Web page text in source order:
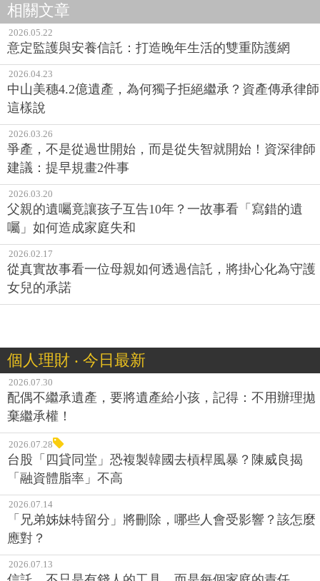
相關文章
2026.05.22
意定監護與安養信託：打造晚年生活的雙重防護網
2026.04.23
中山美穗4.2億遺產，為何獨子拒絕繼承？資產傳承律師
這樣說
2026.03.26
爭產，不是從過世開始，而是從失智就開始！資深律師
建議：提早規畫2件事
2026.03.20
父親的遺囑竟讓孩子互告10年？一故事看「寫錯的遺
囑」如何造成家庭失和
2026.02.17
從真實故事看一位母親如何透過信託，將掛心化為守護
女兒的承諾
個人理財 ‧ 今日最新
2026.07.30
配偶不繼承遺產，要將遺產給小孩，記得：不用辦理拋
棄繼承權！
2026.07.28
台股「四貸同堂」恐複製韓國去槓桿風暴？陳威良揭
「融資體脂率」不高
2026.07.14
「兄弟姊妹特留分」將刪除，哪些人會受影響？該怎麼
應對？
2026.07.13